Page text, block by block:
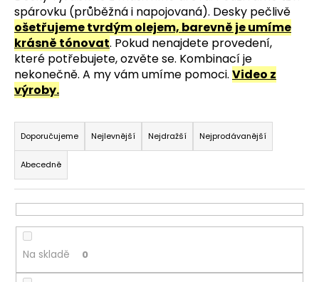
spárovku (průběžná i napojovaná). Desky pečlivě
ošetřujeme tvrdým olejem, barevně je umíme
krásně tónovat. Pokud nenajdete provedení,
které potřebujete, ozvěte se. Kombinací je
nekonečně. A my vám umíme pomoci. Video z
výroby.
Ř
a
z
e
n
í
p
o
Doporučujeme Nejlevnější Nejdražší Nejprodávanější
Abecedně
Na skladě 0
e
b
u
j
e
t
e
n
a
j
í
t
?